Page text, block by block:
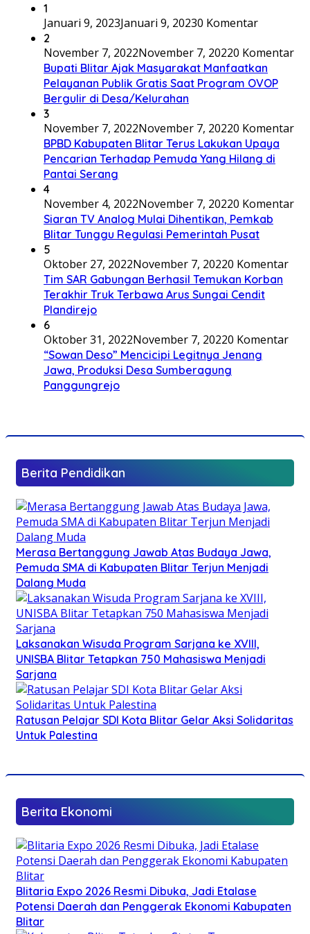
1
Januari 9, 2023Januari 9, 20230 Komentar
2
November 7, 2022November 7, 20220 Komentar
Bupati Blitar Ajak Masyarakat Manfaatkan
Pelayanan Publik Gratis Saat Program OVOP
Bergulir di Desa/Kelurahan
3
November 7, 2022November 7, 20220 Komentar
BPBD Kabupaten Blitar Terus Lakukan Upaya
Pencarian Terhadap Pemuda Yang Hilang di
Pantai Serang
4
November 4, 2022November 7, 20220 Komentar
Siaran TV Analog Mulai Dihentikan, Pemkab
Blitar Tunggu Regulasi Pemerintah Pusat
5
Oktober 27, 2022November 7, 20220 Komentar
Tim SAR Gabungan Berhasil Temukan Korban
Terakhir Truk Terbawa Arus Sungai Cendit
Plandirejo
6
Oktober 31, 2022November 7, 20220 Komentar
“Sowan Deso” Mencicipi Legitnya Jenang
Jawa, Produksi Desa Sumberagung
Panggungrejo
Berita Pendidikan
Merasa Bertanggung Jawab Atas Budaya Jawa,
Pemuda SMA di Kabupaten Blitar Terjun Menjadi
Dalang Muda
Laksanakan Wisuda Program Sarjana ke XVIII,
UNISBA Blitar Tetapkan 750 Mahasiswa Menjadi
Sarjana
Ratusan Pelajar SDI Kota Blitar Gelar Aksi Solidaritas
Untuk Palestina
Berita Ekonomi
Blitaria Expo 2026 Resmi Dibuka, Jadi Etalase
Potensi Daerah dan Penggerak Ekonomi Kabupaten
Blitar